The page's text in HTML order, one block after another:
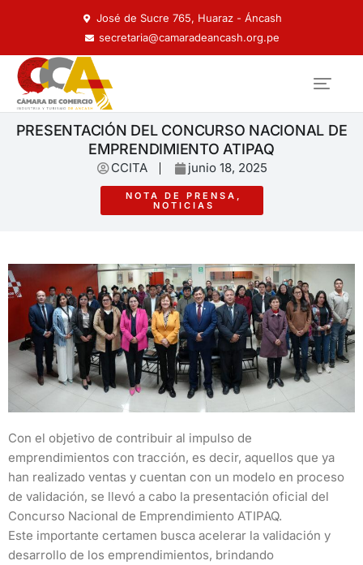
José de Sucre 765, Huaraz - Áncash
secretaria@camaradeancash.org.pe
PRESENTACIÓN DEL CONCURSO NACIONAL DE
EMPRENDIMIENTO ATIPAQ
CCITA junio 18, 2025
NOTA DE PRENSA ,
NOTICIAS
Con el objetivo de contribuir al impulso de
emprendimientos con tracción, es decir, aquellos que ya
han realizado ventas y cuentan con un modelo en proceso
de validación, se llevó a cabo la presentación oficial del
Concurso Nacional de Emprendimiento ATIPAQ.
Este importante certamen busca acelerar la validación y
desarrollo de los emprendimientos, brindando